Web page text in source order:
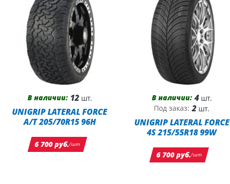
В наличии: 12шт.
UNIGRIP LATERAL FORCE
A/T 205/70R15 96H
6 700 руб./шт
В наличии: 4шт.
Под заказ: 2 шт.
UNIGRIP LATERAL FORCE
4S 215/55R18 99W
6 700 руб./шт